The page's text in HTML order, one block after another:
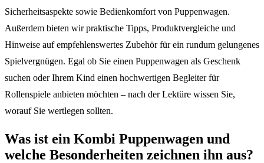
Sicherheitsaspekte sowie Bedienkomfort von Puppenwagen.
Außerdem bieten wir praktische Tipps, Produktvergleiche und
Hinweise auf empfehlenswertes Zubehör für ein rundum gelungenes
Spielvergnügen. Egal ob Sie einen Puppenwagen als Geschenk
suchen oder Ihrem Kind einen hochwertigen Begleiter für
Rollenspiele anbieten möchten – nach der Lektüre wissen Sie,
worauf Sie wertlegen sollten.
Was ist ein Kombi Puppenwagen und
welche Besonderheiten zeichnen ihn aus?